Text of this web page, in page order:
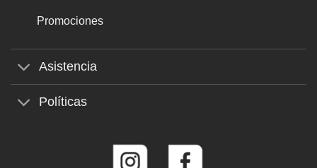
Promociones
Asistencia
Políticas